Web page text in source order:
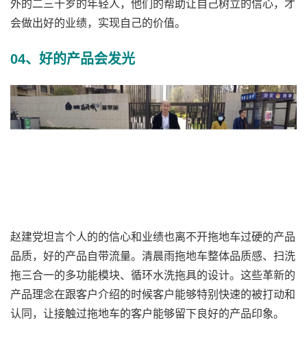
外的二三十岁的年轻人，他们的帮助让自己树立的信心，才
会做出好的业绩，实现自己的价值。
04、好的产品会发光
赵建党坦言个人的的信心和业绩也离不开拖地车过硬的产品
品质，好的产品自带流量。清晨雨拖地车整体品质感、扫洗
拖三合一的多功能模块、循环水洗拖具的设计。这些革新的
产品理念在跟客户介绍的时候客户能够特别快速的被打动和
认同，让接触过拖地车的客户能够留下良好的产品印象。